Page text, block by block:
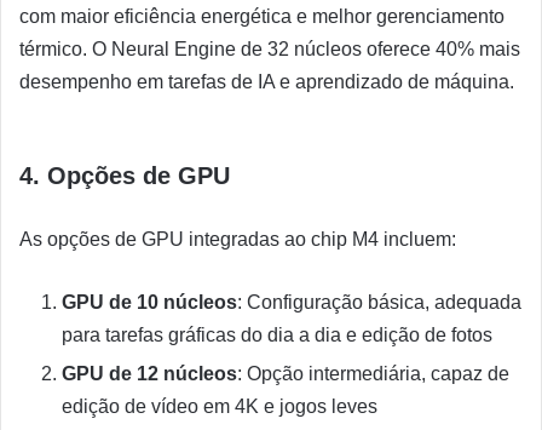
com maior eficiência energética e melhor gerenciamento
térmico. O Neural Engine de 32 núcleos oferece 40% mais
desempenho em tarefas de IA e aprendizado de máquina.
4. Opções de GPU
As opções de GPU integradas ao chip M4 incluem:
GPU de 10 núcleos: Configuração básica, adequada
para tarefas gráficas do dia a dia e edição de fotos
GPU de 12 núcleos: Opção intermediária, capaz de
edição de vídeo em 4K e jogos leves